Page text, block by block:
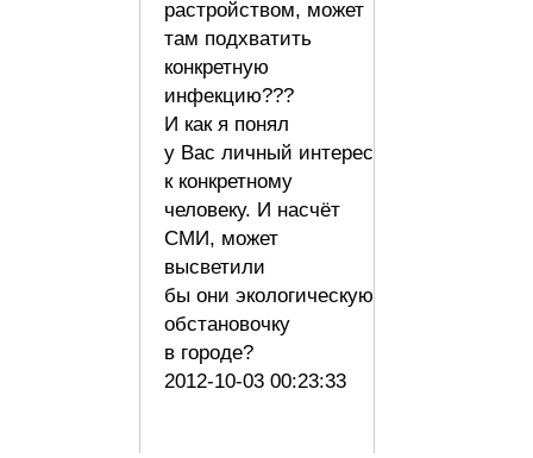
растройством, может
там подхватить
конкретную
инфекцию???
И как я понял
у Вас личный интерес
к конкретному
человеку. И насчёт
СМИ, может
высветили
бы они экологическую
обстановочку
в городе?
2012-10-03 00:23:33